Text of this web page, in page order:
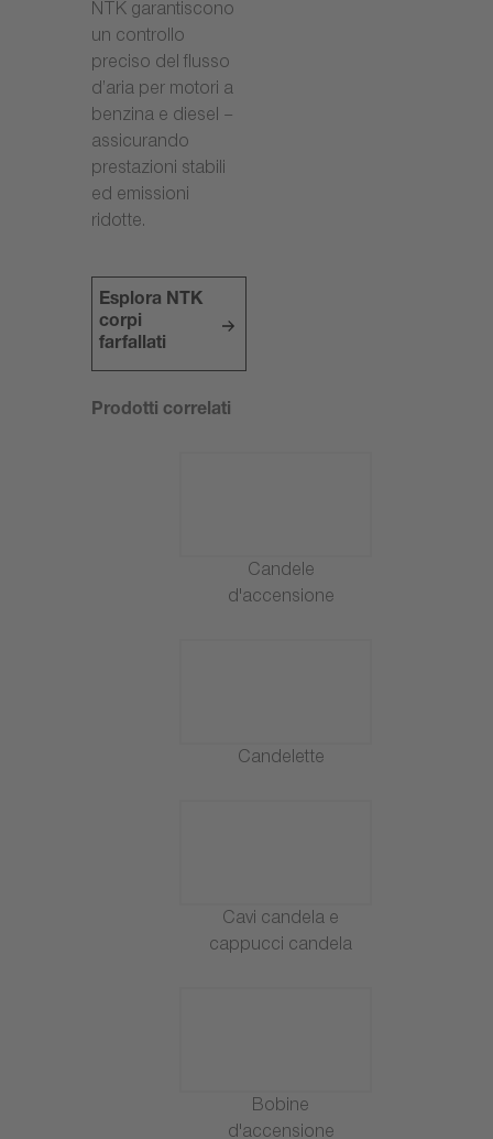
NTK garantiscono
un controllo
preciso del flusso
d’aria per motori a
benzina e diesel –
assicurando
prestazioni stabili
ed emissioni
ridotte.
Esplora NTK
corpi
farfallati
Prodotti correlati
Candele
d'accensione
Candelette
Cavi candela e
cappucci candela
Bobine
d'accensione